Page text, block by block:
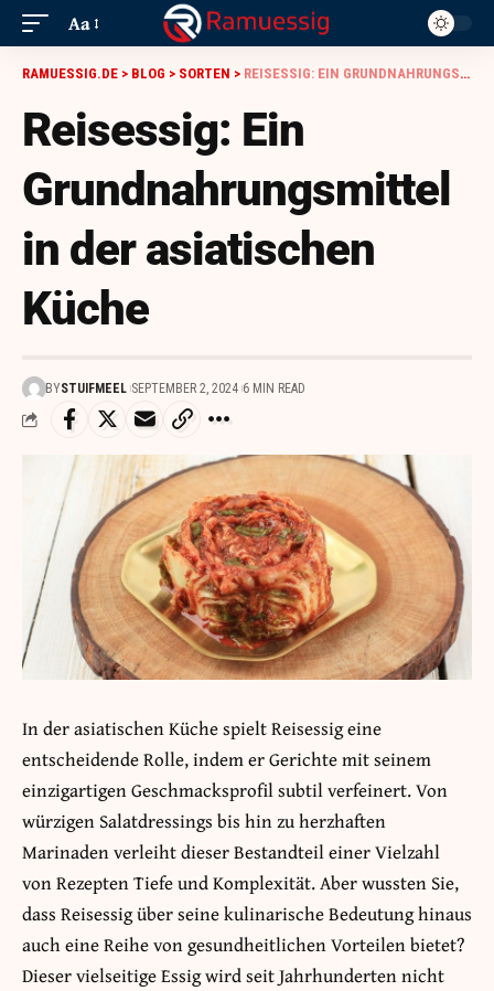
Aa
RAMUESSIG.DE > BLOG > SORTEN > REISESSIG: EIN GRUNDNAHRUNGSMITTEL IN DER ASIATISCHEN KÜCHE
Reisessig: Ein
Grundnahrungsmittel
in der asiatischen
Küche
BYSTUIFMEEL SEPTEMBER 2, 2024 6 MIN READ
In der asiatischen Küche spielt Reisessig eine
entscheidende Rolle, indem er Gerichte mit seinem
einzigartigen Geschmacksprofil subtil verfeinert. Von
würzigen Salatdressings bis hin zu herzhaften
Marinaden verleiht dieser Bestandteil einer Vielzahl
von Rezepten Tiefe und Komplexität. Aber wussten Sie,
dass Reisessig über seine kulinarische Bedeutung hinaus
auch eine Reihe von gesundheitlichen Vorteilen bietet?
Dieser vielseitige Essig wird seit Jahrhunderten nicht